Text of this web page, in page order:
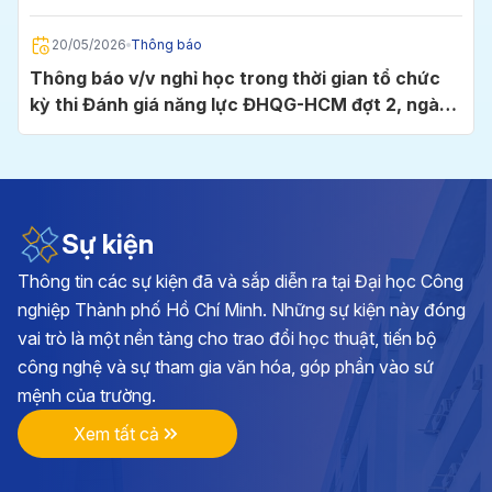
Chí Minh
20/05/2026 Thông báo
Thông báo v/v nghỉ học trong thời gian tổ chức
kỳ thi Đánh giá năng lực ĐHQG-HCM đợt 2, ngày
24/5/2026 tại Cụm thi Trường Đại học Công
học kỳ I, năm học 2026 - 2027
28/04/2026 Thông báo
Kế hoạch triển khai cuộc thi chính luận về bảo vệ
nền tảng tư tưởng của Đảng lần thứ 6, năm 2026
tại Đảng bộ Trường ĐH Công nghiệp TP.HCM
17/04/2026 Thông báo
Thông báo v/v vận động đóng góp hình ảnh, tư
liệu và hiện vật hướng tới kỷ niệm 70 năm Ngày
Sự kiện
Thông tin các sự kiện đã và sắp diễn ra tại Đại học Công
nghiệp Thành phố Hồ Chí Minh. Những sự kiện này đóng
vai trò là một nền tảng cho trao đổi học thuật, tiến bộ
công nghệ và sự tham gia văn hóa, góp phần vào sứ
mệnh của trường.
Xem tất cả